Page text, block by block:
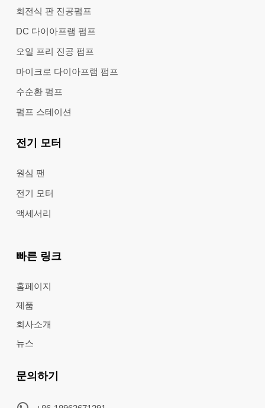
회전식 판 진공펌프
DC 다이아프램 펌프
오일 프리 진공 펌프
마이크로 다이아프램 펌프
수순환 펌프
펌프 스테이션
전기 모터
원심 팬
전기 모터
액세서리
빠른 링크
홈페이지
제품
회사소개
뉴스
문의하기